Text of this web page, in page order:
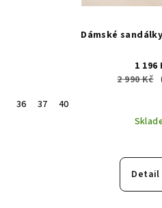
Dámské
1 196
2 990 Kč
36 37
40
Detail